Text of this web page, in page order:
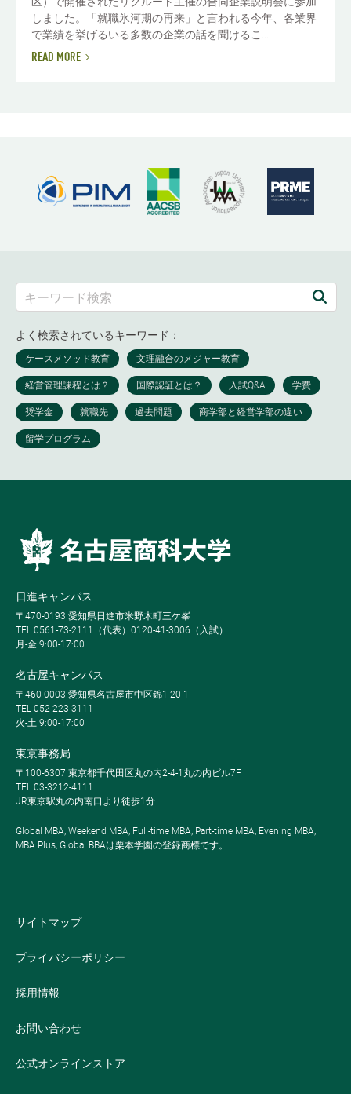
しました。「就職氷河期の再来」と言われる今年、各業界
で業績を挙げるいる多数の企業の話を聞けるこ...
READ MORE
よく検索されているキーワード：
日進キャンパス
〒470-0193 愛知県日進市米野木町三ケ峯
TEL 0561-73-2111（代表）0120-41-3006（入試）
月-金 9:00-17:00
名古屋キャンパス
〒460-0003 愛知県名古屋市中区錦1-20-1
TEL 052-223-3111
火-土 9:00-17:00
東京事務局
〒100-6307 東京都千代田区丸の内2-4-1丸の内ビル7F
TEL 03-3212-4111
JR東京駅丸の内南口より徒歩1分
Global MBA, Weekend MBA, Full-time MBA, Part-time MBA, Evening MBA,
MBA Plus, Global BBAは栗本学園の登録商標です。
サイトマップ
プライバシーポリシー
採用情報
お問い合わせ
公式オンラインストア